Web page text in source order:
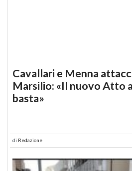
Cavallari e Menna
Marsilio: «Il nuovo Atto
basta»
di Redazione